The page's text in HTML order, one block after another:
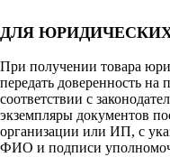
ДЛЯ
При получении товара
передать доверенность на
соответствии с
экземпляры документов
организации или ИП, с
ФИО и подписи